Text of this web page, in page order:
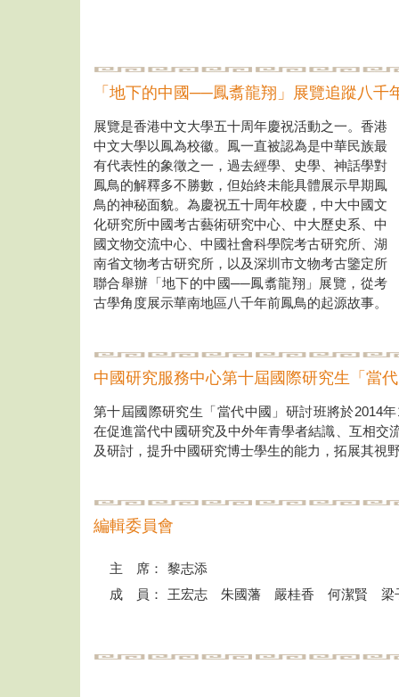
「地下的中國──鳳翥龍翔」展覽追蹤八千
展覽是香港中文大學五十周年慶祝活動之一。香港
中文大學以鳳為校徽。鳳一直被認為是中華民族最
有代表性的象徵之一，過去經學、史學、神話學對
鳳鳥的解釋多不勝數，但始終未能具體展示早期鳳
鳥的神秘面貌。為慶祝五十周年校慶，中大中國文
化研究所中國考古藝術研究中心、中大歷史系、中
國文物交流中心、中國社會科學院考古研究所、湖
南省文物考古研究所，以及深圳市文物考古鑒定所
聯合舉辦「地下的中國──鳳翥龍翔」展覽，從考
古學角度展示華南地區八千年前鳳鳥的起源故事。
中國研究服務中心第十屆國際研究生「當
第十屆國際研究生「當代中國」研討班將於2014
在促進當代中國研究及中外年青學者結識、互相交
及研討，提升中國研究博士學生的能力，拓展其視
編輯委員會
主 席：
黎志添
成 員：
王宏志 朱國藩 嚴桂香 何潔賢 梁